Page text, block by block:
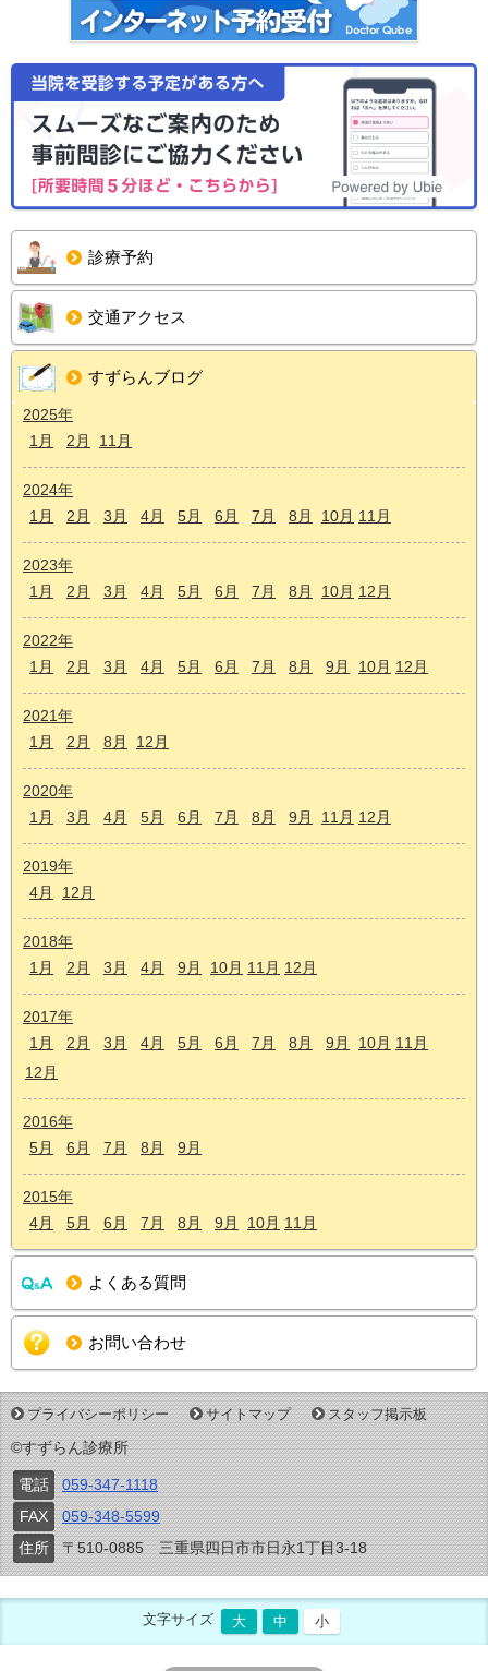
診療予約
交通アクセス
すずらんブログ
2025年
1月
2月 11月
2024年
1月
2月 3月 4月 5月 6月 7月 8月 10月 11月
2023年
1月
2月 3月 4月 5月 6月 7月 8月 10月 12月
2022年
1月
2月 3月 4月 5月 6月 7月 8月 9月 10月 12月
2021年
1月
2月 8月 12月
2020年
1月
3月 4月 5月 6月 7月 8月 9月 11月 12月
2019年
4月
12月
2018年
1月
2月 3月 4月 9月 10月 11月 12月
2017年
1月
2月 3月 4月 5月 6月 7月 8月 9月 10月 11月
12月
2016年
5月
6月 7月 8月 9月
2015年
4月
5月 6月 7月 8月 9月 10月 11月
よくある質問
お問い合わせ
プライバシーポリシー サイトマップ スタッフ掲示板
©すずらん診療所
電話
059-347-1118
FAX
059-348-5599
住所
〒510-0885 三重県四日市市日永1丁目3-18
文字サイズ 大 中 小